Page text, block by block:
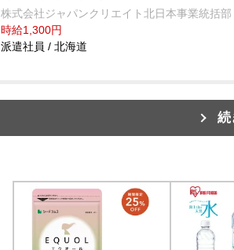
株式会社ジャパンクリエイト北日本事業統括部
時給1,300円
派遣社員 / 北海道
続